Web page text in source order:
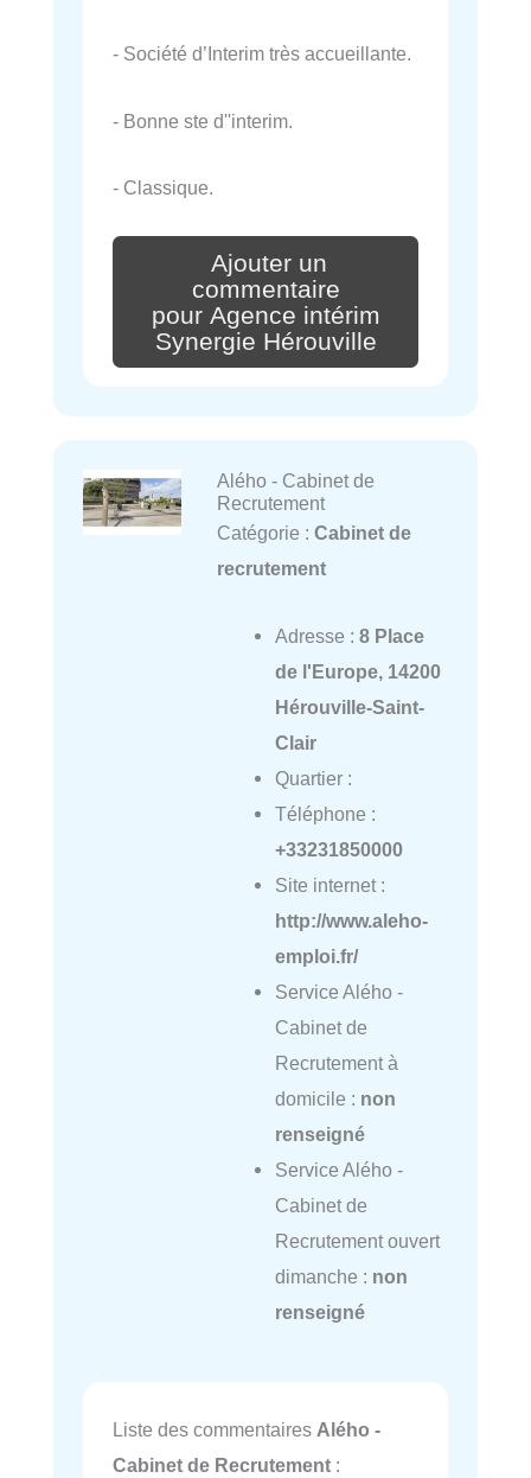
- Société d’Interim très accueillante.
- Bonne ste d''interim.
- Classique.
Ajouter un
commentaire
pour Agence intérim
Synergie Hérouville
Alého - Cabinet de
Recrutement
Catégorie : Cabinet de
recrutement
Adresse : 8 Place
de l'Europe, 14200
Hérouville-Saint-
Clair
Quartier :
Téléphone :
+33231850000
Site internet :
http://www.aleho-
emploi.fr/
Service Alého -
Cabinet de
Recrutement à
domicile : non
renseigné
Service Alého -
Cabinet de
Recrutement ouvert
dimanche : non
renseigné
Liste des commentaires Alého -
Cabinet de Recrutement :